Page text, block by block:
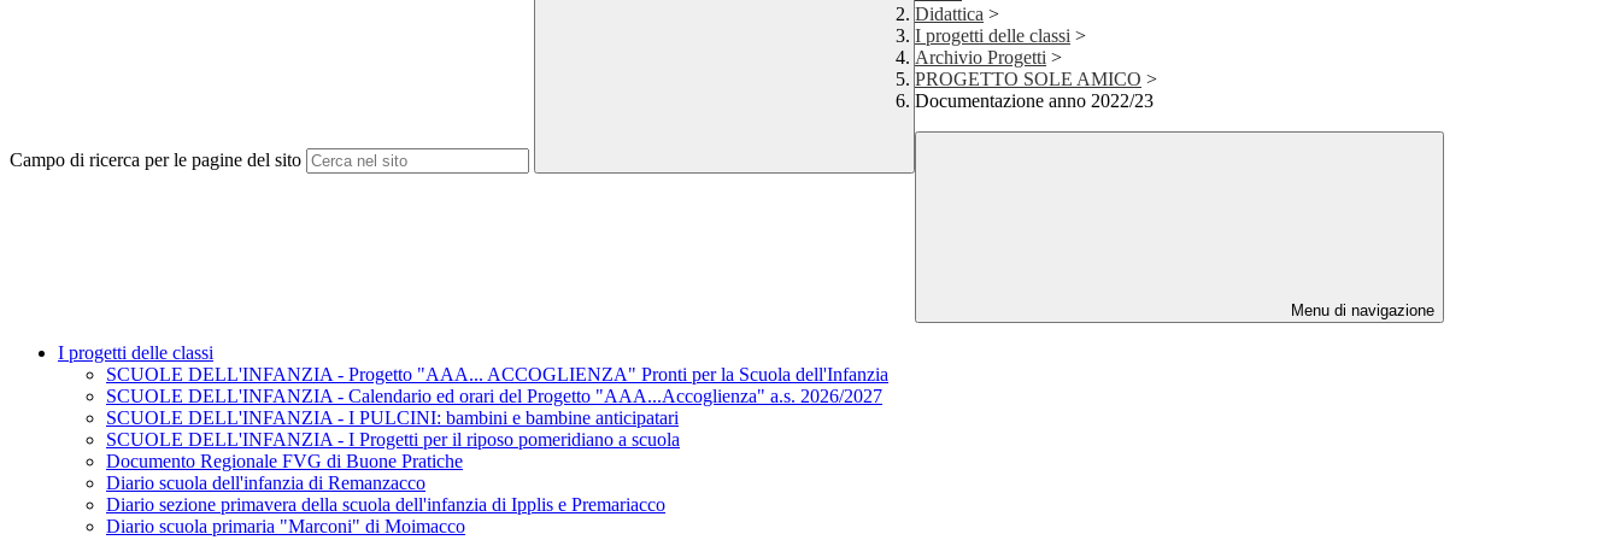
Campo di ricerca per le pagine del sito
Didattica >
I progetti delle classi >
Archivio Progetti >
PROGETTO SOLE AMICO >
Documentazione anno 2022/23
Menu di navigazione
I progetti delle classi
SCUOLE DELL'INFANZIA - Progetto "AAA... ACCOGLIENZA" Pronti per la Scuola dell'Infanzia
SCUOLE DELL'INFANZIA - Calendario ed orari del Progetto "AAA...Accoglienza" a.s. 2026/2027
SCUOLE DELL'INFANZIA - I PULCINI: bambini e bambine anticipatari
SCUOLE DELL'INFANZIA - I Progetti per il riposo pomeridiano a scuola
Documento Regionale FVG di Buone Pratiche
Diario scuola dell'infanzia di Remanzacco
Diario sezione primavera della scuola dell'infanzia di Ipplis e Premariacco
Diario scuola primaria "Marconi" di Moimacco